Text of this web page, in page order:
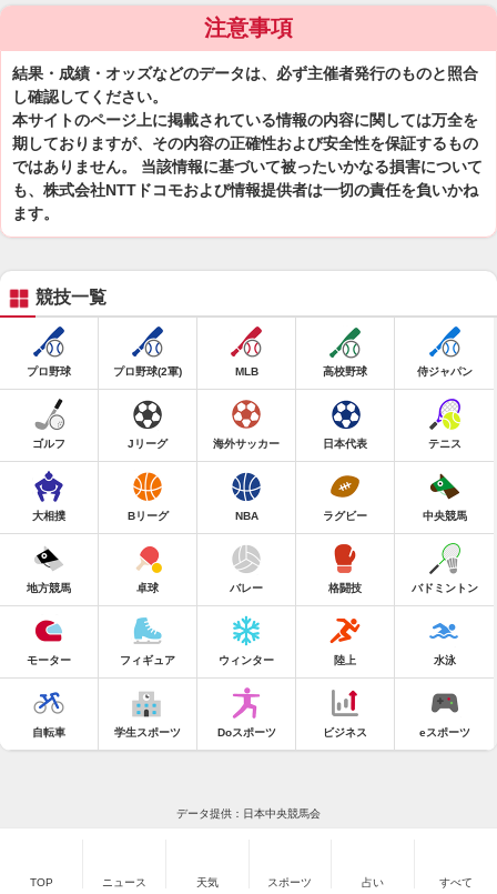
注意事項
結果・成績・オッズなどのデータは、必ず主催者発行のものと照合
し確認してください。
本サイトのページ上に掲載されている情報の内容に関しては万全を
期しておりますが、その内容の正確性および安全性を保証するもの
ではありません。 当該情報に基づいて被ったいかなる損害について
も、株式会社NTTドコモおよび情報提供者は一切の責任を負いかね
ます。
競技一覧
プロ野球 プロ野球(2軍) MLB 高校野球 侍ジャパン
ゴルフ Jリーグ 海外サッカー 日本代表 テニス
大相撲 Bリーグ NBA ラグビー 中央競馬
地方競馬 卓球 バレー 格闘技 バドミントン
モーター フィギュア ウィンター 陸上 水泳
自転車 学生スポーツ Doスポーツ ビジネス eスポーツ
データ提供：日本中央競馬会
TOP ニュース 天気 スポーツ 占い すべて